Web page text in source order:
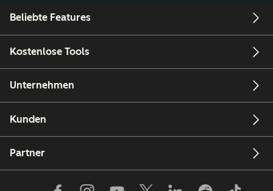
Beliebte Features
Kostenlose Tools
Unternehmen
Kunden
Partner